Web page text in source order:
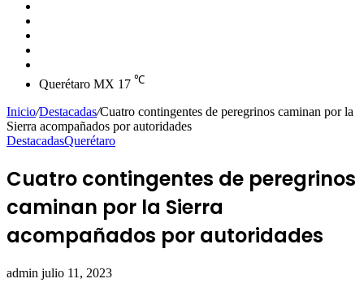
Querétaro MX 17 ℃
Inicio/Destacadas/Cuatro contingentes de peregrinos caminan por la
Sierra acompañados por autoridades
DestacadasQuerétaro
Cuatro contingentes de peregrinos
caminan por la Sierra
acompañados por autoridades
admin Send
julio 11, 2023